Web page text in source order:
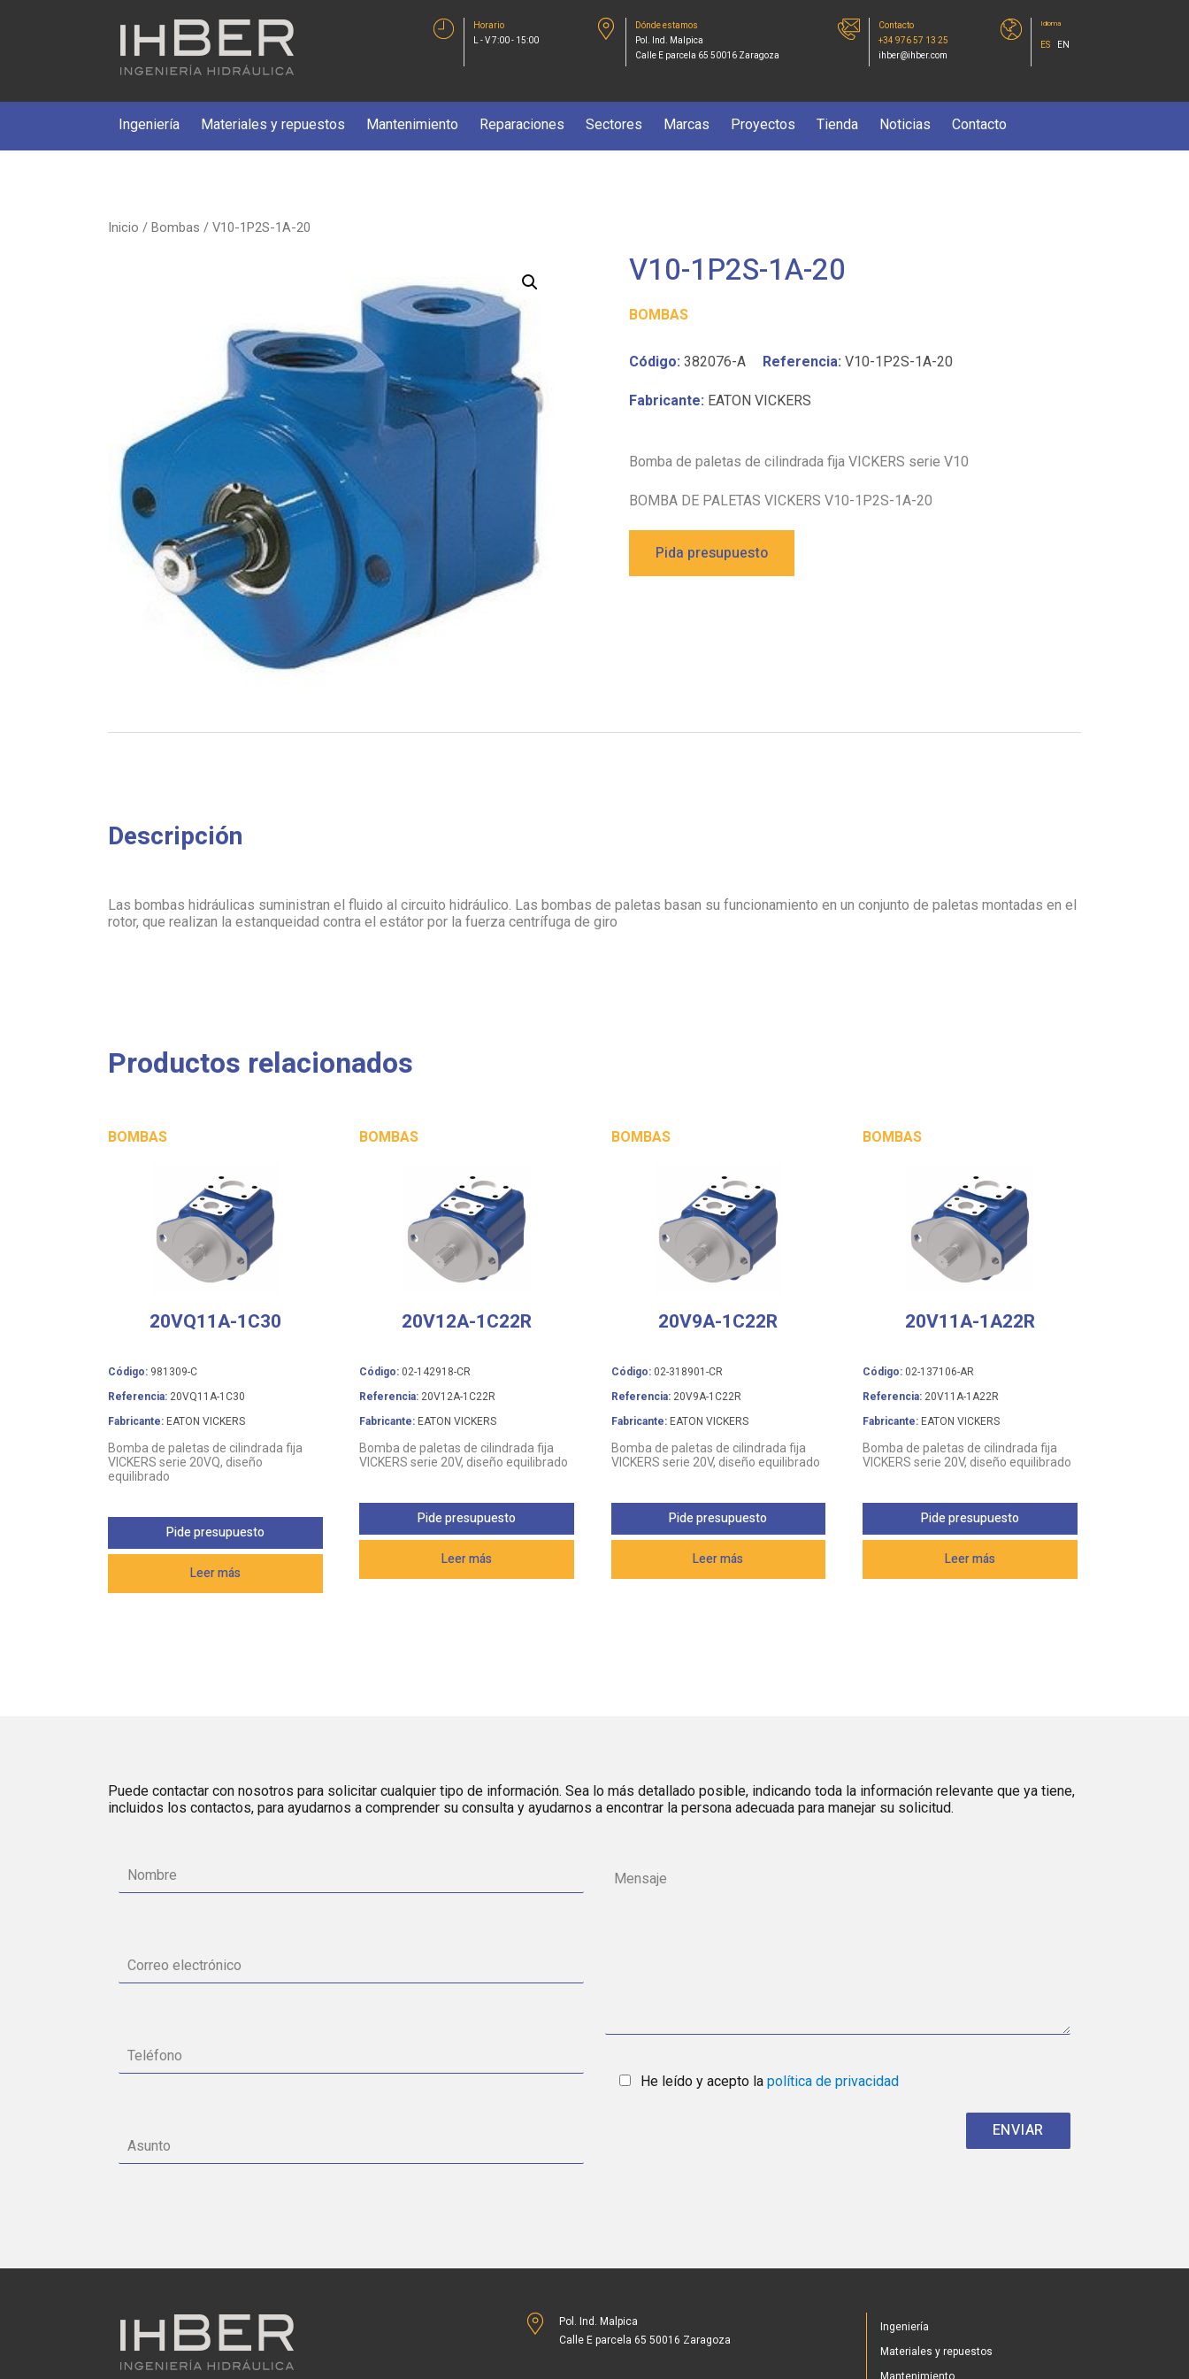
Horario
L - V 7:00 - 15:00
Dónde estamos
Pol. Ind. Malpica
Calle E parcela 65 50016 Zaragoza
Contacto
+34 976 57 13 25
ihber@ihber.com
Idioma
ES EN
Ingeniería Materiales y repuestos Mantenimiento Reparaciones Sectores Marcas Proyectos Tienda Noticias Contacto
Inicio / Bombas / V10-1P2S-1A-20
V10-1P2S-1A-20
BOMBAS
Código: 382076-A Referencia: V10-1P2S-1A-20
Fabricante: EATON VICKERS
Bomba de paletas de cilindrada fija VICKERS serie V10
BOMBA DE PALETAS VICKERS V10-1P2S-1A-20
Pida presupuesto
Descripción
Las bombas hidráulicas suministran el fluido al circuito hidráulico. Las bombas de paletas basan su funcionamiento en un conjunto de paletas montadas en el
rotor, que realizan la estanqueidad contra el estátor por la fuerza centrífuga de giro
Productos relacionados
BOMBAS
20VQ11A-1C30
Código: 981309-C
Referencia: 20VQ11A-1C30
Fabricante: EATON VICKERS
Bomba de paletas de cilindrada fija
VICKERS serie 20VQ, diseño
equilibrado
Leer más
Pide presupuesto
BOMBAS
20V12A-1C22R
Código: 02-142918-CR
Referencia: 20V12A-1C22R
Fabricante: EATON VICKERS
Bomba de paletas de cilindrada fija
VICKERS serie 20V, diseño equilibrado
Leer más
Pide presupuesto
BOMBAS
20V9A-1C22R
Código:02-318901-CR
Referencia:20V9A-1C22R
Fabricante:EATON VICKERS
Bomba de paletas de cilindrada fija
VICKERS serie 20V, diseño equilibrado
Leer más
Pide presupuesto
BOMBAS
20V11A-1A22R
Código: 02-137106-AR
Referencia: 20V11A-1A22R
Fabricante: EATON VICKERS
Bomba de paletas de cilindrada fija
VICKERS serie 20V, diseño equilibrado
Leer más
Pide presupuesto
Puede contactar con nosotros para solicitar cualquier tipo de información. Sea lo más detallado posible, indicando toda la información relevante que ya tiene,
incluidos los contactos, para ayudarnos a comprender su consulta y ayudarnos a encontrar la persona adecuada para manejar su solicitud.
He leído y acepto la política de privacidad
Pol. Ind. Malpica
Calle E parcela 65 50016 Zaragoza
Ingeniería
Materiales y repuestos